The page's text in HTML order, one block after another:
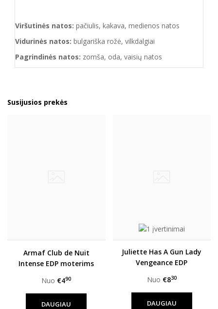
Viršutinės natos: pačiulis, kakava, medienos natos
Vidurinės natos: bulgariška rožė, vilkdalgiai
Pagrindinės natos: zomša, oda, vaisių natos
Susijusios prekės
Armaf Club de Nuit
Intense EDP moterims
Nuo €490
DAUGIAU
Juliette Has A Gun Lady
Vengeance EDP
Nuo €830
DAUGIAU